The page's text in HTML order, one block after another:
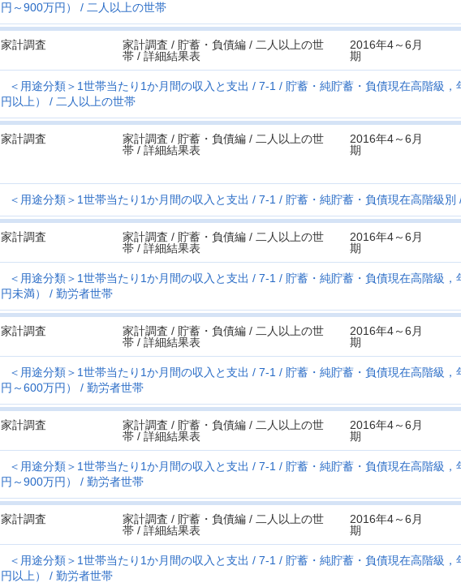
円～900万円）
二人以上の世帯
家計調査
家計調査 / 貯蓄・負債編 / 二人以上の世
帯 / 詳細結果表
2016年4～6月
期
＜用途分類＞1世帯当たり1か月間の収入と支出 7-1
貯蓄・純貯蓄・負債現在高階級
円以上）
二人以上の世帯
家計調査
家計調査 / 貯蓄・負債編 / 二人以上の世
帯 / 詳細結果表
2016年4～6月
期
＜用途分類＞1世帯当たり1か月間の収入と支出 7-1 貯蓄・純貯蓄・負債現在高階級別
家計調査
家計調査 / 貯蓄・負債編 / 二人以上の世
帯 / 詳細結果表
2016年4～6月
期
＜用途分類＞1世帯当たり1か月間の収入と支出 7-1
貯蓄・純貯蓄・負債現在高階級
円未満）
勤労者世帯
家計調査
家計調査 / 貯蓄・負債編 / 二人以上の世
帯 / 詳細結果表
2016年4～6月
期
＜用途分類＞1世帯当たり1か月間の収入と支出 7-1
貯蓄・純貯蓄・負債現在高階級
円～600万円）
勤労者世帯
家計調査
家計調査 / 貯蓄・負債編 / 二人以上の世
帯 / 詳細結果表
2016年4～6月
期
＜用途分類＞1世帯当たり1か月間の収入と支出 7-1
貯蓄・純貯蓄・負債現在高階級
円～900万円）
勤労者世帯
家計調査
家計調査 / 貯蓄・負債編 / 二人以上の世
帯 / 詳細結果表
2016年4～6月
期
＜用途分類＞1世帯当たり1か月間の収入と支出 7-1
貯蓄・純貯蓄・負債現在高階級
円以上）
勤労者世帯